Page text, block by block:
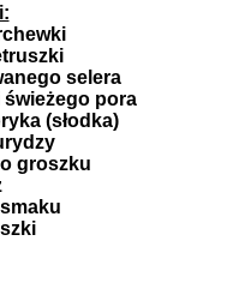
selera
pora
(słodka)
groszku